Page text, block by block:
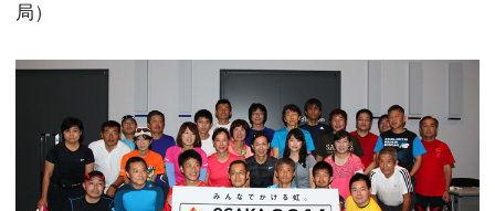
局）